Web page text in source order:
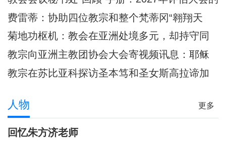
份认同。在当前拉丁美洲许多地方教
会
准则和指示
费雷蒂：协助四位教宗和整个梵蒂冈“翱翔天
际”的妇女
菊地功枢机：教会在亚洲处境多元，却持守同
一信仰
教宗向亚洲主教团协会大会寄视频讯息：耶稣
是我们共融之源
教宗在苏比亚科探访圣本笃和圣女斯高拉谛加
更多
人物
回忆朱方济老师